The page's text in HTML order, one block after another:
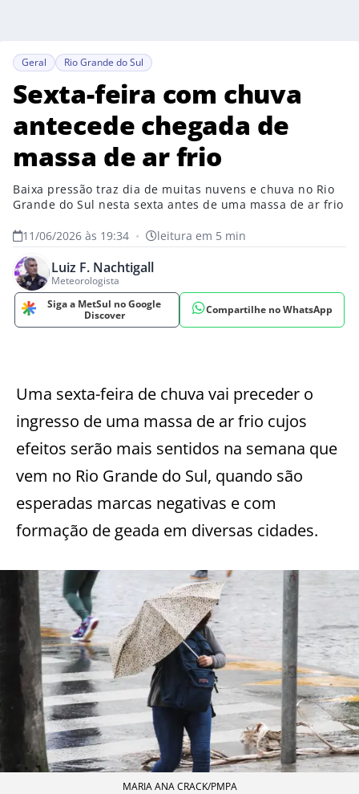
Geral Rio Grande do Sul
Sexta-feira com chuva
antecede chegada de
massa de ar frio
Baixa pressão traz dia de muitas nuvens e chuva no Rio
Grande do Sul nesta sexta antes de uma massa de ar frio
11/06/2026 às 19:34 • leitura em 5 min
Luiz F. Nachtigall
Meteorologista
Siga a MetSul no Google
Discover
Compartilhe no WhatsApp
Uma sexta-feira de chuva vai preceder o
ingresso de uma massa de ar frio cujos
efeitos serão mais sentidos na semana que
vem no Rio Grande do Sul, quando são
esperadas marcas negativas e com
formação de geada em diversas cidades.
MARIA ANA CRACK/PMPA